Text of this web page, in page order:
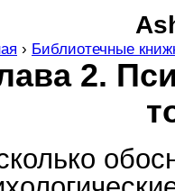
› Библиотечные
2.